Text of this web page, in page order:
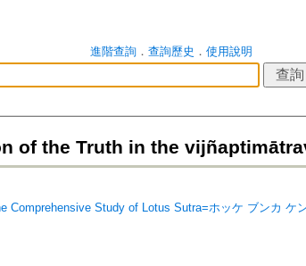
進階查詢． 查詢歷史 ． 使用說明
of the Truth in the
Comprehensive Study of Lotus Sutra=ホッケ ブンカ ケ